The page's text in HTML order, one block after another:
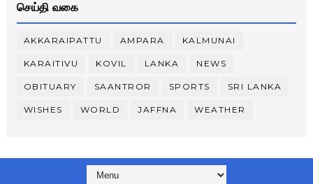
செய்தி வகை
AKKARAIPATTU AMPARA KALMUNAI
KARAITIVU KOVIL LANKA NEWS
OBITUARY SAANTROR SPORTS SRI LANKA
WISHES WORLD JAFFNA WEATHER